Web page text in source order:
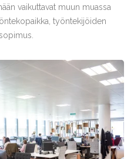
vaikuttavat muun muassa
työntekijöiden